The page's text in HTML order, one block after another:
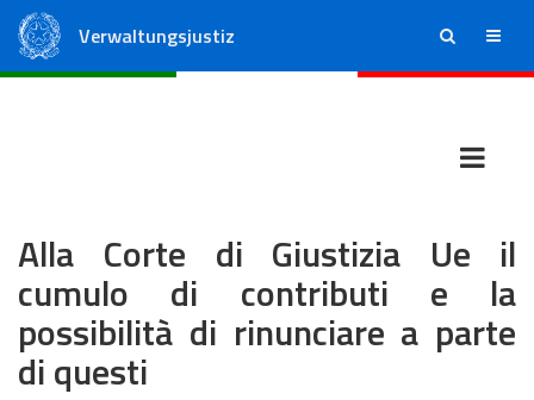
Verwaltungsjustiz ricerca menu
Alla Corte di Giustizia Ue il
cumulo di contributi e la
possibilità di rinunciare a parte
di questi